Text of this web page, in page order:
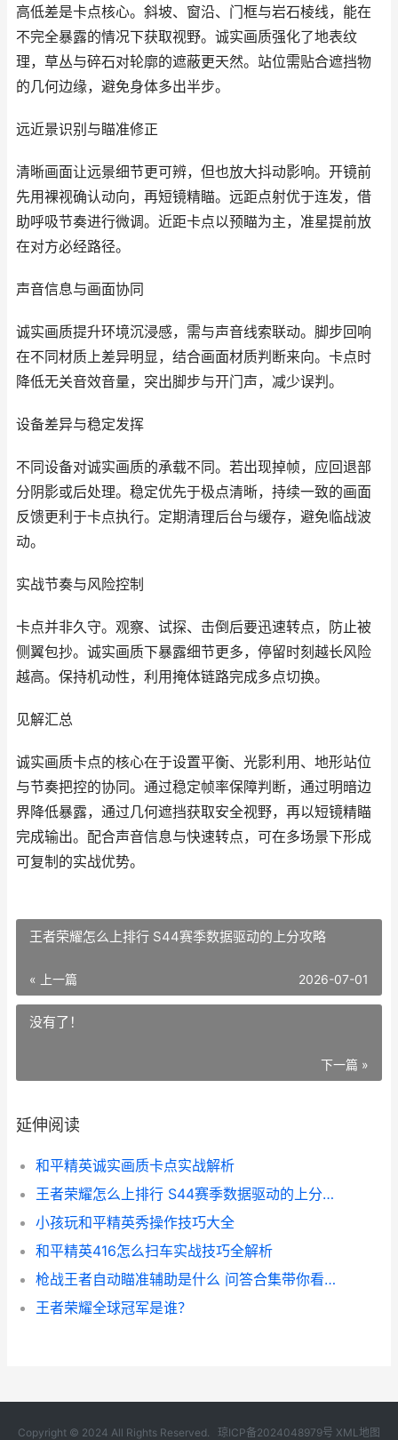
高低差是卡点核心。斜坡、窗沿、门框与岩石棱线，能在
不完全暴露的情况下获取视野。诚实画质强化了地表纹
理，草丛与碎石对轮廓的遮蔽更天然。站位需贴合遮挡物
的几何边缘，避免身体多出半步。
远近景识别与瞄准修正
清晰画面让远景细节更可辨，但也放大抖动影响。开镜前
先用裸视确认动向，再短镜精瞄。远距点射优于连发，借
助呼吸节奏进行微调。近距卡点以预瞄为主，准星提前放
在对方必经路径。
声音信息与画面协同
诚实画质提升环境沉浸感，需与声音线索联动。脚步回响
在不同材质上差异明显，结合画面材质判断来向。卡点时
降低无关音效音量，突出脚步与开门声，减少误判。
设备差异与稳定发挥
不同设备对诚实画质的承载不同。若出现掉帧，应回退部
分阴影或后处理。稳定优先于极点清晰，持续一致的画面
反馈更利于卡点执行。定期清理后台与缓存，避免临战波
动。
实战节奏与风险控制
卡点并非久守。观察、试探、击倒后要迅速转点，防止被
侧翼包抄。诚实画质下暴露细节更多，停留时刻越长风险
越高。保持机动性，利用掩体链路完成多点切换。
见解汇总
诚实画质卡点的核心在于设置平衡、光影利用、地形站位
与节奏把控的协同。通过稳定帧率保障判断，通过明暗边
界降低暴露，通过几何遮挡获取安全视野，再以短镜精瞄
完成输出。配合声音信息与快速转点，可在多场景下形成
可复制的实战优势。
王者荣耀怎么上排行 S44赛季数据驱动的上分攻略
« 上一篇 2026-07-01
没有了！
下一篇 »
延伸阅读
和平精英诚实画质卡点实战解析
王者荣耀怎么上排行 S44赛季数据驱动的上分攻略
小孩玩和平精英秀操作技巧大全
和平精英416怎么扫车实战技巧全解析
枪战王者自动瞄准辅助是什么 问答合集带你看清自瞄真相与风险解析
王者荣耀全球冠军是谁？
Copyright © 2024 All Rights Reserved. 琼ICP备2024048979号 XML地图